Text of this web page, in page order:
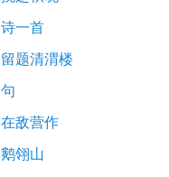
知
退）
释
荐
诗一首
留题清渭楼
句
在敌营作
鹅翎山